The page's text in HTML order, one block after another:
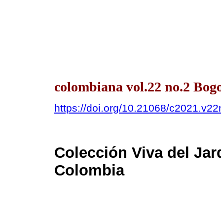
colombiana vol.22 no.2
https://doi.org/10.21068/
Colección Viva del
Colombia